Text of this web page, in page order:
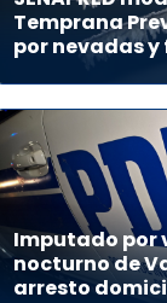
Temprana
por nevadas
Imputado por
nocturno de
arresto